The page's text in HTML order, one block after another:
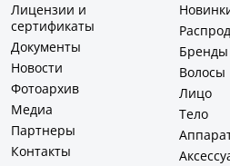
Лицензии и
сертификаты
Документы
Новости
Фотоархив
Медиа
Партнеры
Контакты
Бренды
Волосы
Лицо
Тело